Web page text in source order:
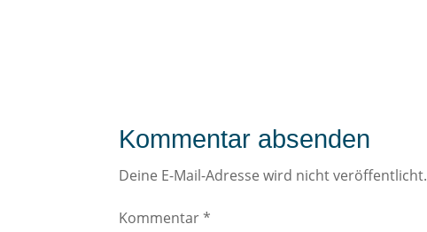
Kommentar absenden
Deine E-Mail-Adresse wird nicht veröffentlicht.
Kommentar*